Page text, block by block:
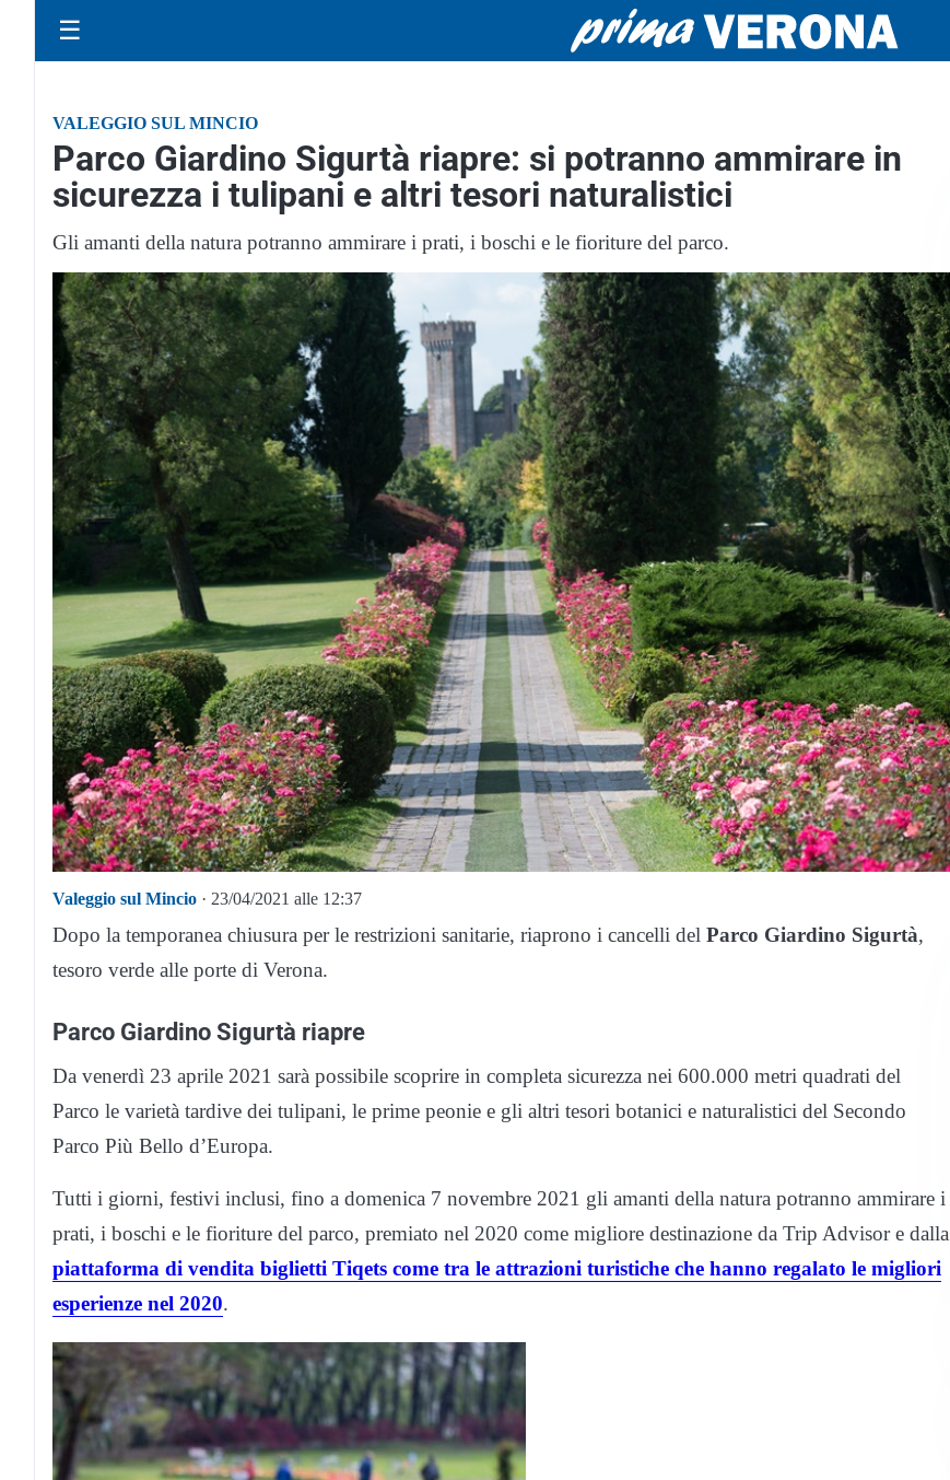
☰
VALEGGIO SUL MINCIO
Parco Giardino Sigurtà riapre: si potranno ammirare in
sicurezza i tulipani e altri tesori naturalistici
Gli amanti della natura potranno ammirare i prati, i boschi e le fioriture del parco.
Valeggio sul Mincio · 23/04/2021 alle 12:37
Dopo la temporanea chiusura per le restrizioni sanitarie, riaprono i cancelli del Parco Giardino Sigurtà,
tesoro verde alle porte di Verona.
Parco Giardino Sigurtà riapre
Da venerdì 23 aprile 2021 sarà possibile scoprire in completa sicurezza nei 600.000 metri quadrati del
Parco le varietà tardive dei tulipani, le prime peonie e gli altri tesori botanici e naturalistici del Secondo
Parco Più Bello d’Europa.
Tutti i giorni, festivi inclusi, fino a domenica 7 novembre 2021 gli amanti della natura potranno ammirare i
prati, i boschi e le fioriture del parco, premiato nel 2020 come migliore destinazione da Trip Advisor e dalla
piattaforma di vendita biglietti Tiqets come tra le attrazioni turistiche che hanno regalato le migliori
esperienze nel 2020.